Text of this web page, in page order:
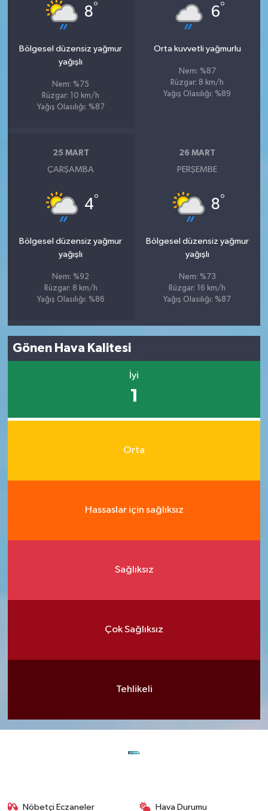
8°
Bölgesel düzensiz yağmur
yağışlı
Nem: %75
Rüzgar: 10 km/h
Yağış Olasılığı: %87
6°
Orta kuvvetli yağmurlu
Nem: %87
Rüzgar: 8 km/h
Yağış Olasılığı: %89
25 MART
ÇARŞAMBA
4°
Bölgesel düzensiz yağmur
yağışlı
Nem: %92
Rüzgar: 8 km/h
Yağış Olasılığı: %86
26 MART
PERŞEMBE
8°
Bölgesel düzensiz yağmur
yağışlı
Nem: %73
Rüzgar: 16 km/h
Yağış Olasılığı: %87
Gönen Hava Kalitesi
İyi
1
Orta
Hassaslar için sağlıksız
Sağlıksız
Çok Sağlıksız
Tehlikeli
Nöbetçi Eczaneler Hava Durumu